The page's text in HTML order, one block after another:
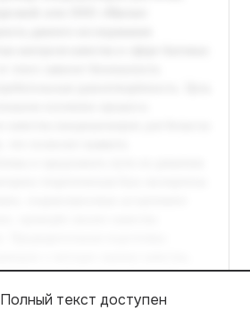
Полный текст доступен